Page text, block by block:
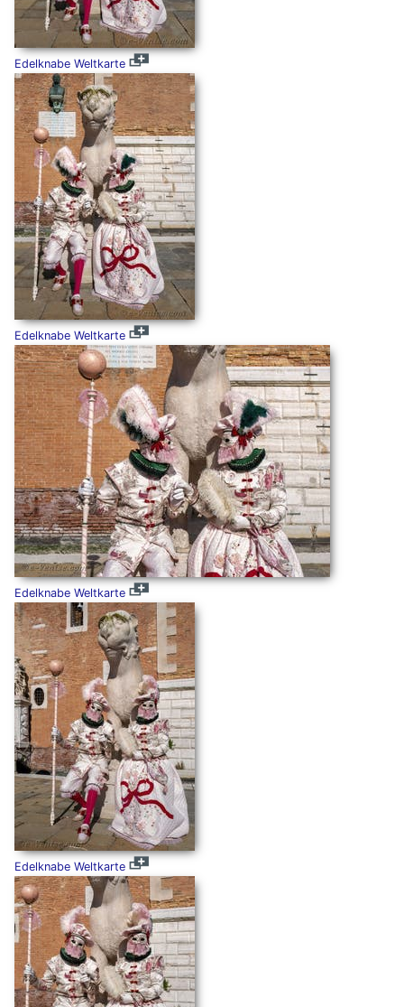
Edelknabe Weltkarte
Edelknabe Weltkarte
Edelknabe Weltkarte
Edelknabe Weltkarte